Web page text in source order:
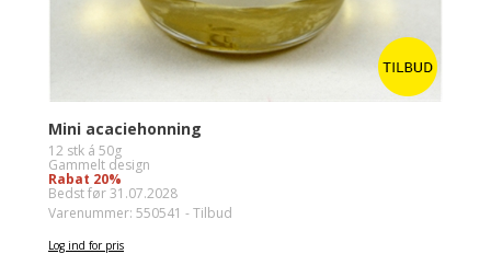
Mini acaciehonning
12 stk á 50g
Gammelt design
Rabat 20%
Bedst før 31.07.2028
Varenummer: 550541 - Tilbud
Log ind for pris